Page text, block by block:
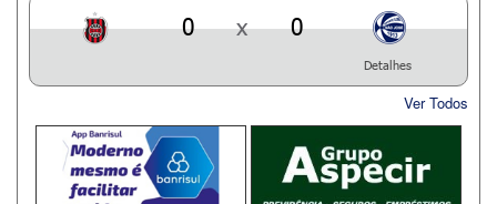
0 x 0
Detalhes
Ver Todos